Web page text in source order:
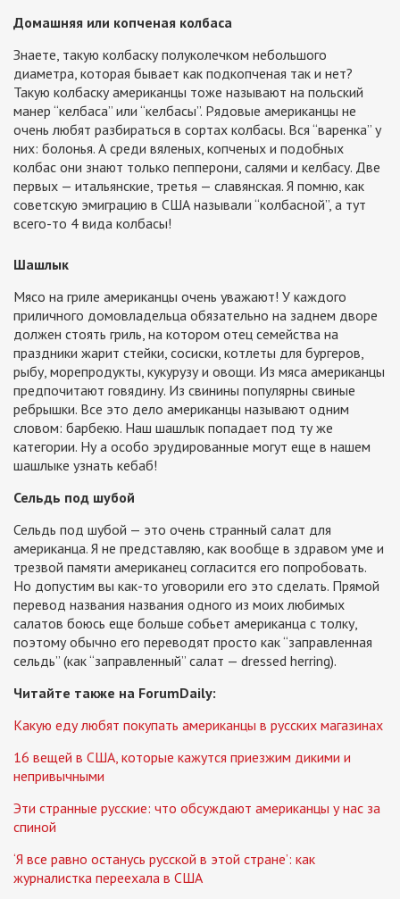
Домашняя или копченая колбаса
Знаете, такую колбаску полуколечком небольшого
диаметра, которая бывает как подкопченая так и нет?
Такую колбаску американцы тоже называют на польский
манер “келбаса” или “келбасы”. Рядовые американцы не
очень любят разбираться в сортах колбасы. Вся “варенка” у
них: болонья. А среди вяленых, копченых и подобных
колбас они знают только пепперони, салями и келбасу. Две
первых — итальянские, третья — славянская. Я помню, как
советскую эмиграцию в США называли “колбасной”, а тут
всего-то 4 вида колбасы!
Шашлык
Мясо на гриле американцы очень уважают! У каждого
приличного домовладельца обязательно на заднем дворе
должен стоять гриль, на котором отец семейства на
праздники жарит стейки, сосиски, котлеты для бургеров,
рыбу, морепродукты, кукурузу и овощи. Из мяса американцы
предпочитают говядину. Из свинины популярны свиные
ребрышки. Все это дело американцы называют одним
словом: барбекю. Наш шашлык попадает под ту же
категории. Ну а особо эрудированные могут еще в нашем
шашлыке узнать кебаб!
Сельдь под шубой
Сельдь под шубой — это очень странный салат для
американца. Я не представляю, как вообще в здравом уме и
трезвой памяти американец согласится его попробовать.
Но допустим вы как-то уговорили его это сделать. Прямой
перевод названия названия одного из моих любимых
салатов боюсь еще больше собьет американца с толку,
поэтому обычно его переводят просто как “заправленная
сельдь” (как “заправленный” салат — dressed herring).
Читайте также на ForumDaily:
Какую еду любят покупать американцы в русских магазинах
16 вещей в США, которые кажутся приезжим дикими и
непривычными
Эти странные русские: что обсуждают американцы у нас за
спиной
‘Я все равно останусь русской в этой стране’: как
журналистка переехала в США